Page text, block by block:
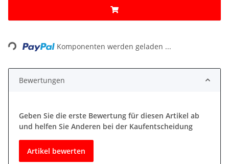
Komponenten werden geladen ...
Bewertungen
Geben Sie die erste Bewertung für diesen Artikel ab
und helfen Sie Anderen bei der Kaufentscheidung
Artikel bewerten